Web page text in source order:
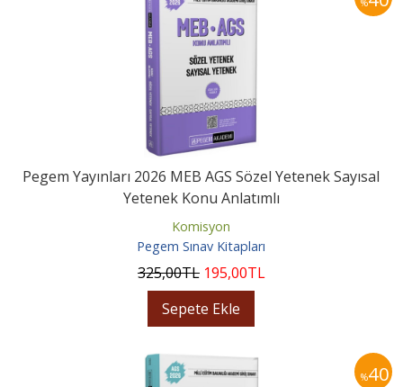
Pegem Yayınları 2026 MEB AGS Sözel Yetenek Sayısal
Yetenek Konu Anlatımlı
Komisyon
Pegem Sınav Kitapları
325,00TL 195,00TL
Sepete Ekle
%40